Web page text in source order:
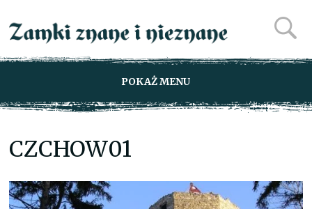
POKAŻ MENU
CZCHOW01